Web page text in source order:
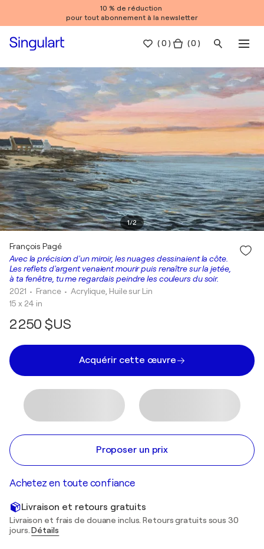
10 % de réduction
pour tout abonnement à la newsletter
(0 ) ( 0 )
1/2
Avec la précision d'un miroir, les nuages dessinaient la côte.
Les reflets d'argent venaient mourir puis renaître sur la jetée,
à ta fenêtre, tu me regardais peindre les couleurs du soir.
François Pagé
2021 • France •Acrylique, Huile sur Lin
15 x 24 in
2 250 $US
Acquérir cette œuvre
Proposer un prix
Achetez en toute confiance
Livraison et retours gratuits
Livraison et frais de douane inclus. Retours gratuits sous 30
jours.Détails